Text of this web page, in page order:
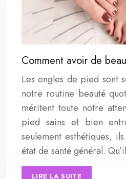
Comment avoir de
Les ongles de pied sont
notre routine beauté
méritent toute notre
pied sains et bien
seulement esthétiques,
état de santé général.
LIRE LA SUITE